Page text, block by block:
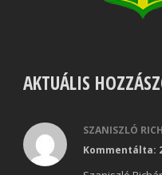
AKTUÁLIS
SZANISZLÓ
Kommentálta: